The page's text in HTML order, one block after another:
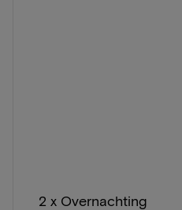
2 x Overnachting